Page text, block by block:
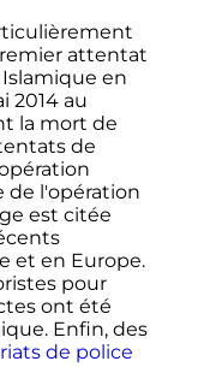
attentat
en
2014au
la mort de
de
de l'opération
est citée
et en Europe.
pour
ont été
Enfin, des
de police